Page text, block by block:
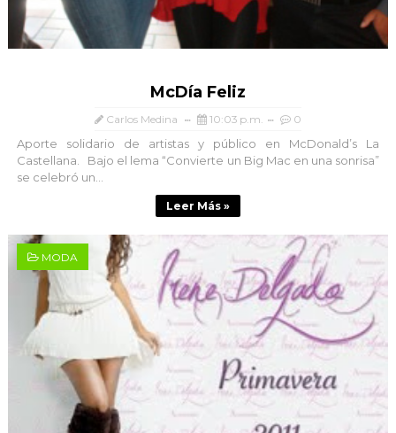
McDía Feliz
Carlos Medina 10:03 p.m. 0
Aporte solidario de artistas y público en McDonald’s La
Castellana. Bajo el lema “Convierte un Big Mac en una sonrisa”
se celebró un...
Leer Más »
MODA